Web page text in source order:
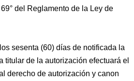
del Reglamento de la Ley de
sesenta (60) días de notificada la
titular de la autorización efectuará el
derecho de autorización y canon